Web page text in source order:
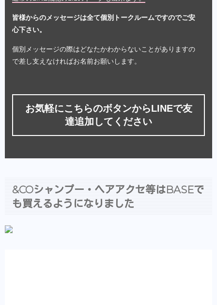
皆様からのメッセージは全て個別トークルームですのでご安
心下さい。
個別メッセージの際はどなたかわからないことがありますの
で差し支えなければお名前お願いします。
お気軽にこちらのボタンからLINEで友
達追加してください
&COシャンプー・ヘアアクセ等はBASEで
も買えるようになりました